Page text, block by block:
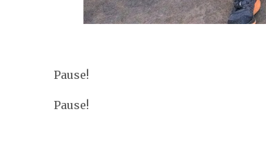
Pause!
Pause!